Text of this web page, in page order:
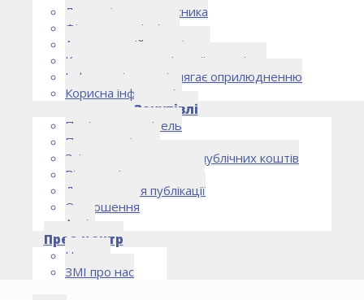
Лист очікувань власника
Фінансова звітність
Антикорупційна політика
Кодекс етики та ділової поведінки
Інформація, що підлягає оприлюдненню
Корисна інформація
Закупівлі
Політика закупівель
План закупівель
Звіт про використання публічних коштів
Відомості про договори
Договори для публікації
Оголошення
Архів
Прес-центр
Новини
ЗМІ про нас